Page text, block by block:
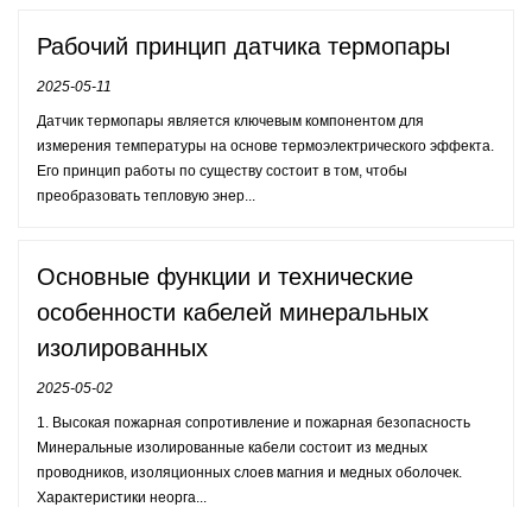
Рабочий принцип датчика термопары
2025-05-11
Датчик термопары является ключевым компонентом для
измерения температуры на основе термоэлектрического эффекта.
Его принцип работы по существу состоит в том, чтобы
преобразовать тепловую энер...
Основные функции и технические
особенности кабелей минеральных
изолированных
2025-05-02
1. Высокая пожарная сопротивление и пожарная безопасность
Минеральные изолированные кабели состоит из медных
проводников, изоляционных слоев магния и медных оболочек.
Характеристики неорга...